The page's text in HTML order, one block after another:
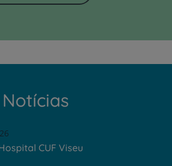
Notícias
CUF Viseu